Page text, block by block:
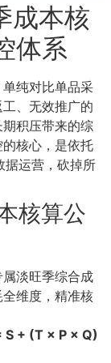
成本核
体系
纯对比单品采
、无效推广的
积压带来的综
核心，是依托
据运营，砍掉所
核算公
淡旺季综合成
维度，精准核
S + (T × P × Q)